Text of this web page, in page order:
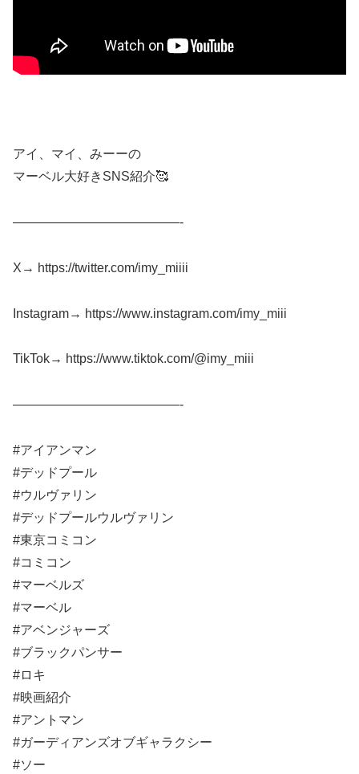
アイ、マイ、みーーの
マーベル大好きSNS紹介🥰
—————————————-
X→ https://twitter.com/imy_miiii
Instagram→ https://www.instagram.com/imy_miii
TikTok→ https://www.tiktok.com/@imy_miii
—————————————-
#アイアンマン
#デッドプール
#ウルヴァリン
#デッドプールウルヴァリン
#東京コミコン
#コミコン
#マーベルズ
#マーベル
#アベンジャーズ
#ブラックパンサー
#ロキ
#映画紹介
#アントマン
#ガーディアンズオブギャラクシー
#ソー